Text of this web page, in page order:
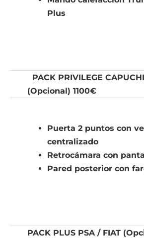
Plus
PACK PRIVILEGE
(Opcional) 1100€
Puerta 2 puntos con
centralizado
Retrocámara con
Pared posterior con
PACK PLUS PSA / FIAT